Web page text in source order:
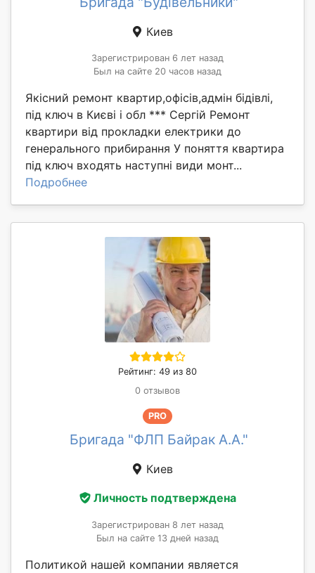
Киев
Зарегистрирован 6 лет назад
Был на сайте 20 часов назад
Якісний ремонт квартир,офісів,адмін бідівлі,
під ключ в Києві і обл *** Сергій Ремонт
квартири від прокладки електрики до
генерального прибирання У поняття квартира
під ключ входять наступні види монт...
Подробнее
Рейтинг: 49 из 80
0 отзывов
PRO
Бригада "ФЛП Байрак А.А."
Киев
Личность подтверждена
Зарегистрирован 8 лет назад
Был на сайте 13 дней назад
Политикой нашей компании является